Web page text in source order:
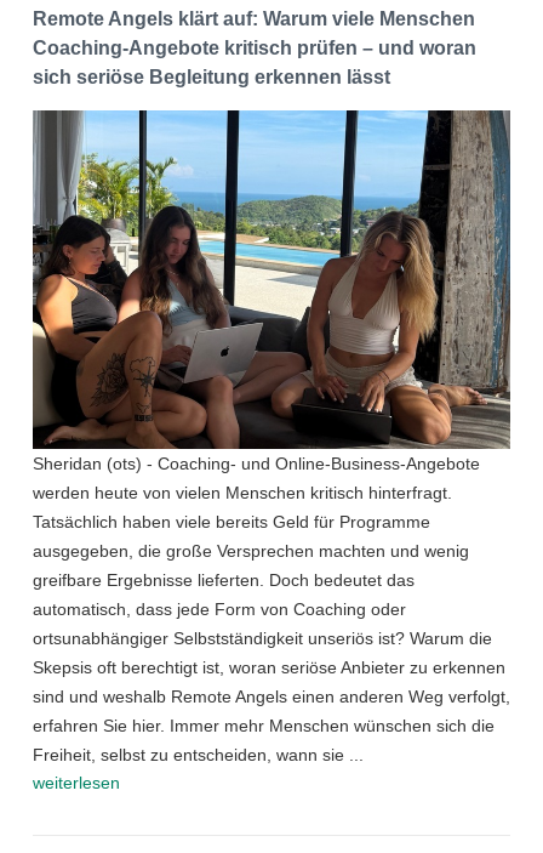
Remote Angels klärt auf: Warum viele Menschen
Coaching-Angebote kritisch prüfen – und woran
sich seriöse Begleitung erkennen lässt
Sheridan (ots) - Coaching- und Online-Business-Angebote
werden heute von vielen Menschen kritisch hinterfragt.
Tatsächlich haben viele bereits Geld für Programme
ausgegeben, die große Versprechen machten und wenig
greifbare Ergebnisse lieferten. Doch bedeutet das
automatisch, dass jede Form von Coaching oder
ortsunabhängiger Selbstständigkeit unseriös ist? Warum die
Skepsis oft berechtigt ist, woran seriöse Anbieter zu erkennen
sind und weshalb Remote Angels einen anderen Weg verfolgt,
erfahren Sie hier. Immer mehr Menschen wünschen sich die
Freiheit, selbst zu entscheiden, wann sie ...
weiterlesen